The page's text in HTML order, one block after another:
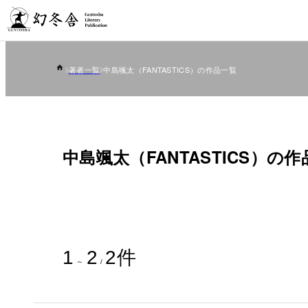
著者一覧 中島颯太（FANTASTICS）の作品一覧
中島颯太（FANTASTICS）の作
1 ～ 2 / 2件